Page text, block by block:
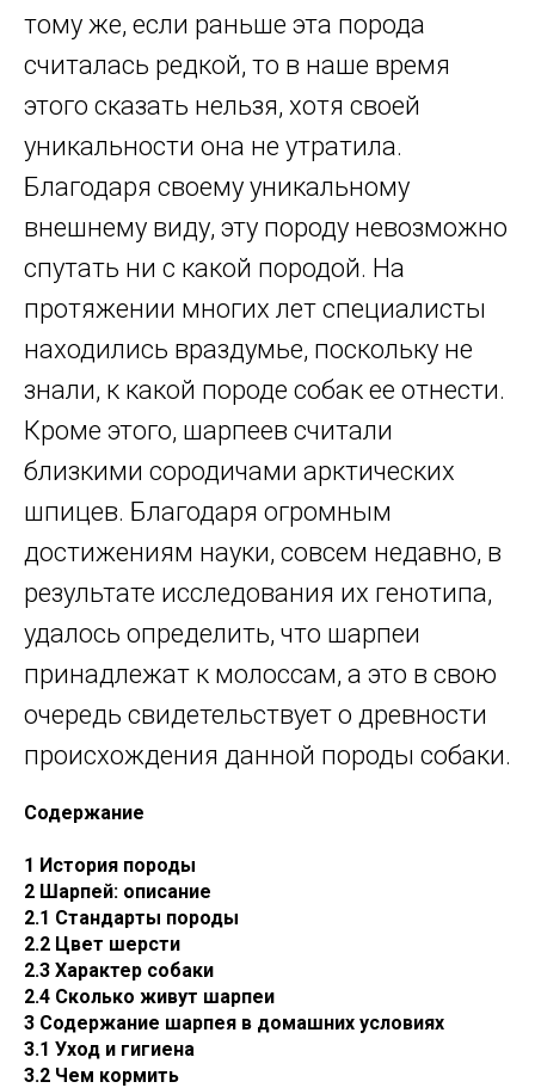
тому же, если раньше эта порода
считалась редкой, то в наше время
этого сказать нельзя, хотя своей
уникальности она не утратила.
Благодаря своему уникальному
внешнему виду, эту породу невозможно
спутать ни с какой породой. На
протяжении многих лет специалисты
находились враздумье, поскольку не
знали, к какой породе собак ее отнести.
Кроме этого, шарпеев считали
близкими сородичами арктических
шпицев. Благодаря огромным
достижениям науки, совсем недавно, в
результате исследования их генотипа,
удалось определить, что шарпеи
принадлежат к молоссам, а это в свою
очередь свидетельствует о древности
происхождения данной породы собаки.
Содержание
1 История породы
2 Шарпей: описание
2.1 Стандарты породы
2.2 Цвет шерсти
2.3 Характер собаки
2.4 Сколько живут шарпеи
3 Содержание шарпея в домашних условиях
3.1 Уход и гигиена
3.2 Чем кормить